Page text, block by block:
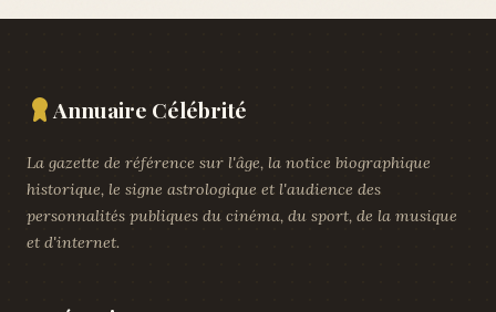
Annuaire Célébrité
La gazette de référence sur l'âge, la notice biographique
historique, le signe astrologique et l'audience des
personnalités publiques du cinéma, du sport, de la musique
et d'internet.